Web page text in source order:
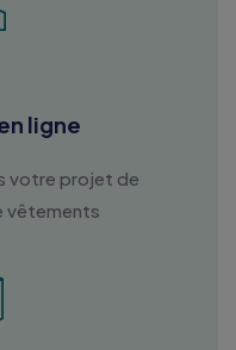
ligne
votre projet de
vêtements